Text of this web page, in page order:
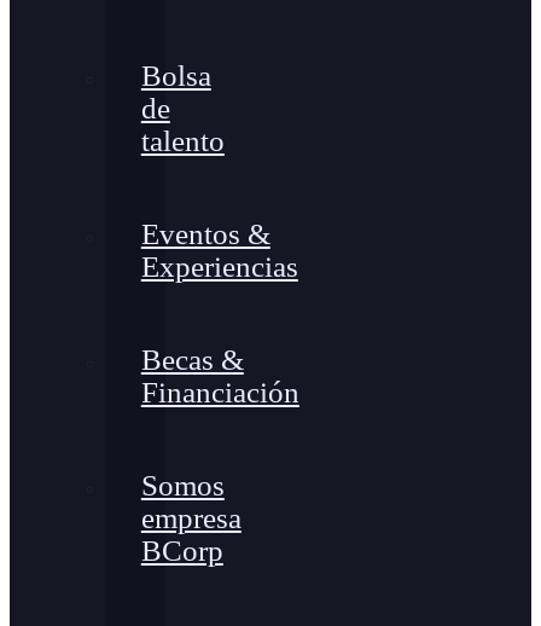
Bolsa
de
talento
Eventos &
Experiencias
Becas &
Financiación
Somos
empresa
BCorp